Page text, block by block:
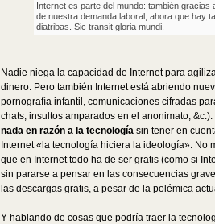
Internet es parte del mundo: también
de nuestra demanda laboral, ahora que hay
diatribas. Sic transit gloria mundi.
Nadie niega la capacidad de Internet para
dinero. Pero también Internet está abriendo
pornografía infantil, comunicaciones cifradas
chats, insultos amparados en el anonimato,
nada en razón a la tecnología sin tener en
Internet «la tecnología hiciera la ideología».
que en Internet todo ha de ser gratis (como si
sin pararse a pensar en las consecuencias
las descargas gratis, a pesar de la polémica
Y hablando de cosas que podría traer la